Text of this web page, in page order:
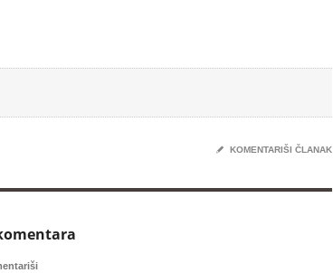
✎ KOMENTARIŠI ČLANAK